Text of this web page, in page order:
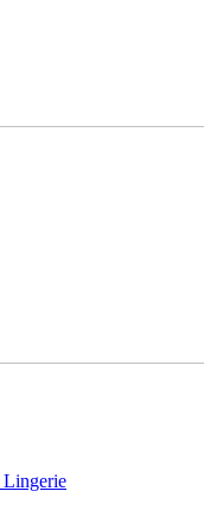
Lingerie